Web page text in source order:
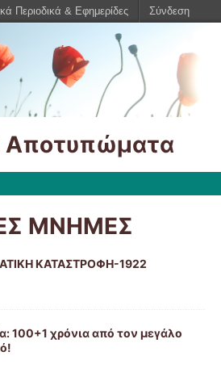
Αποτυπώματα
ΜΝΗΜΕΣ
ΚΑΤΑΣΤΡΟΦΗ-1922
100+1 χρόνια από τον μεγάλο
Περιοδικά & Εφημερίδες Σύνδεση